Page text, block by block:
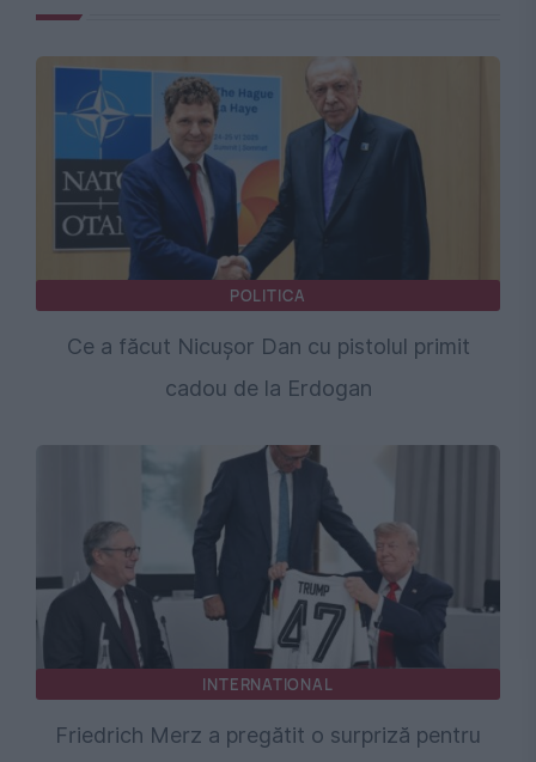
POLITICA
Ce a făcut Nicușor Dan cu pistolul primit
cadou de la Erdogan
INTERNATIONAL
Friedrich Merz a pregătit o surpriză pentru